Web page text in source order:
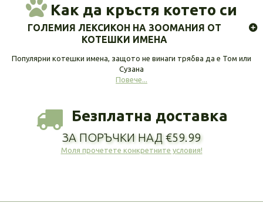
Как да кръстя котето си
ГОЛЕМИЯ ЛЕКСИКОН НА ЗООМАНИЯ ОТ
КОТЕШКИ ИМЕНА
Популярни котешки имена, защото не винаги трябва да е Том или
Сузана
Повече...
Безплатна доставка
ЗА ПОРЪЧКИ НАД €59.99
Моля прочетете конкретните условия!